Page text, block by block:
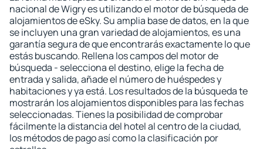
nacional de Wigry es utilizando el motor de búsqueda de
alojamientos de eSky. Su amplia base de datos, en la que
se incluyen una gran variedad de alojamientos, es una
garantía segura de que encontrarás exactamente lo que
estás buscando. Rellena los campos del motor de
búsqueda - selecciona el destino, elige la fecha de
entrada y salida, añade el número de huéspedes y
habitaciones y ya está. Los resultados de la búsqueda te
mostrarán los alojamientos disponibles para las fechas
seleccionadas. Tienes la posibilidad de comprobar
fácilmente la distancia del hotel al centro de la ciudad,
los métodos de pago así como la clasificación por